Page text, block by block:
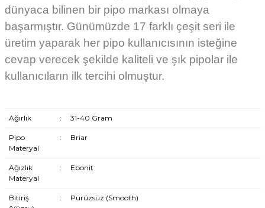
dünyaca bilinen bir pipo markası olmaya
başarmıştır. Günümüzde 17 farklı çeşit seri ile
üretim yaparak her pipo kullanıcısının isteğine
cevap verecek şekilde kaliteli ve şık pipolar ile
kullanıcıların ilk tercihi olmuştur.
Ağırlık : 31-40 Gram
Pipo
Materyal
: Briar
Ağızlık
Materyal
: Ebonit
Bitiriş
: Pürüzsüz (Smooth)